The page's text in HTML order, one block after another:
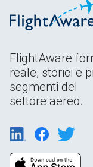
FlightAware
reale, storici e
segmenti del
settore aereo.